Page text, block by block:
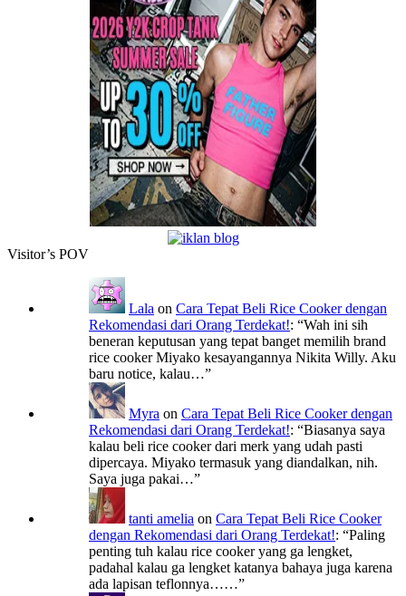
Visitor’s POV
Lala on Cara Tepat Beli Rice Cooker dengan
Rekomendasi dari Orang Terdekat!: “Wah ini sih
beneran keputusan yang tepat banget memilih brand
rice cooker Miyako kesayangannya Nikita Willy. Aku
baru notice, kalau…”
Myra on Cara Tepat Beli Rice Cooker dengan
Rekomendasi dari Orang Terdekat!: “Biasanya saya
kalau beli rice cooker dari merk yang udah pasti
dipercaya. Miyako termasuk yang diandalkan, nih.
Saya juga pakai…”
tanti amelia on Cara Tepat Beli Rice Cooker
dengan Rekomendasi dari Orang Terdekat!: “Paling
penting tuh kalau rice cooker yang ga lengket,
padahal kalau ga lengket katanya bahaya juga karena
ada lapisan teflonnya……”